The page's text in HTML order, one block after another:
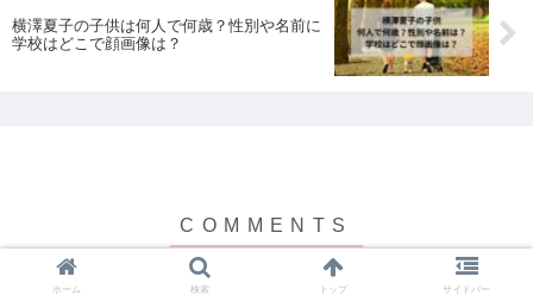
横澤夏子の子供は何人で何歳？性別や名前に
学校はどこで顔画像は？
ホーム 検索 トップ サイドバー